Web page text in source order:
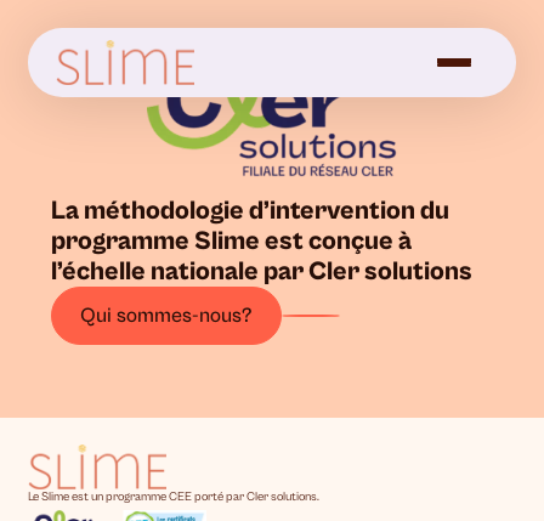
La méthodologie d’intervention du
programme Slime est conçue à
l’échelle nationale par Cler solutions
Qui sommes-nous?
Le Slime est un programme CEE porté par Cler solutions.